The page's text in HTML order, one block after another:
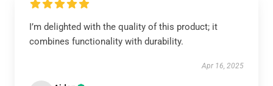
I’m delighted with the quality of this product; it
combines functionality with durability.
Apr 16, 2025